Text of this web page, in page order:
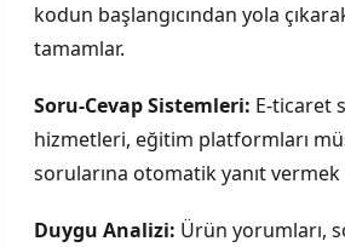
kodun başlangıcından yola
tamamlar.
Soru-Cevap Sistemleri: E-ticaret
hizmetleri, eğitim platformları
sorularına otomatik yanıt vermek
Duygu Analizi: Ürün yorumları,